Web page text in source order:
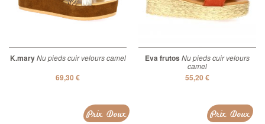
K.maryNu pieds cuir velours camel
69,30 €
Eva frutos Nu pieds cuir velours
camel
55,20 €
Prix Doux Prix Doux